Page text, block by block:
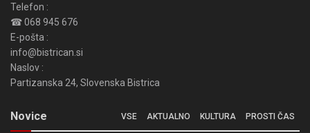
Telefon :
☎ 068 945 676
E-pošta :
info@bistrican.si
Naslov :
Partizanska 24, Slovenska Bistrica
Novice VSE AKTUALNO KULTURA PROSTI ČAS